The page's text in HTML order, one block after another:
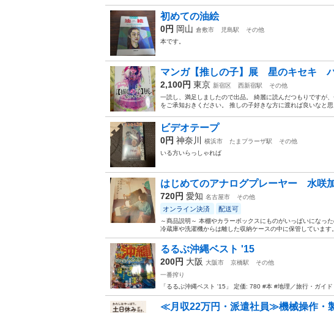
初めての油絵
0円 岡山 倉敷市 児島駅
その他
本です。
マンガ【推しの子】展 星のキセキ
2,100円 東京 新宿区 西新宿駅
その他
一読し、満足しましたので出品。 綺麗に読んだつもりですが
をご承知おきください。 推しの子好きな方に渡れば良いなと
ビデオテープ
0円 神奈川 横浜市 たまプラーザ駅
その他
いる方いらっしゃれば
はじめてのアナログプレーヤー 水咲
720円 愛知 名古屋市 その他
オンライン決済 配送可
～商品説明～ 本棚やカラーボックスにものがいっぱいになっ
冷蔵庫や洗濯機からは離した収納ケースの中に保管しています
るるぶ沖縄ベスト '15
200円 大阪 大阪市 京橋駅
その他
一番搾り
「るるぶ沖縄ベスト '15」 定価: 780 #本 #地理／旅行・ガイド
≪月収22万円・派遣社員≫機械操作・